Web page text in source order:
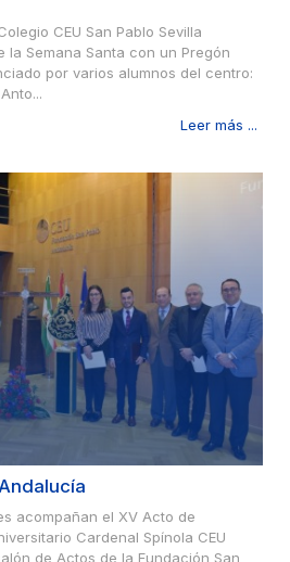
CEU San Pablo Sevilla
la Semana Santa con un Pregón
por varios alumnos del centro:
Leer más ...
acompañan el XV Acto de
Cardenal Spínola CEU
de Actos de la Fundación San